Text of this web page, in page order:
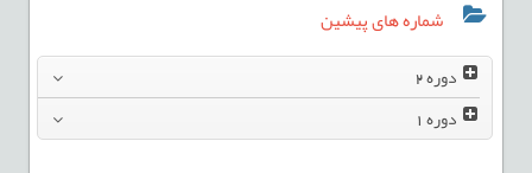
شماره های پیشین
دوره2
دوره1